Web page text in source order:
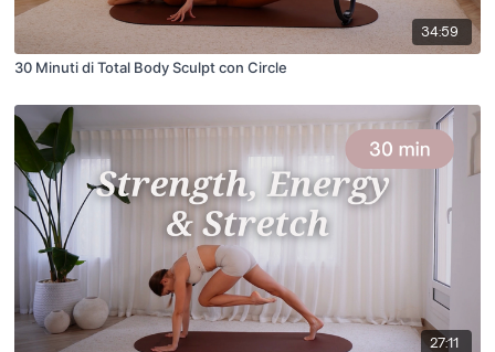
34:59
30 Minuti di Total Body Sculpt con Circle
27:11